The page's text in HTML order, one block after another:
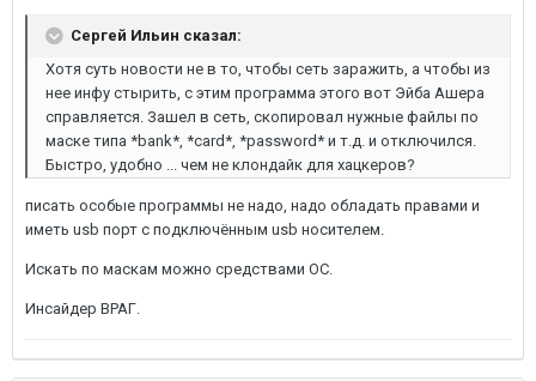
Сергей Ильин сказал:
Хотя суть новости не в то, чтобы сеть заражить, а чтобы из
нее инфу стырить, с этим программа этого вот Эйба Ашера
справляется. Зашел в сеть, скопировал нужные файлы по
маске типа *bank*, *card*, *password* и т.д. и отключился.
Быстро, удобно ... чем не клондайк для хацкеров?
писать особые программы не надо, надо обладать правами и
иметь usb порт с подключённым usb носителем.
Искать по маскам можно средствами ОС.
Инсайдер ВРАГ.